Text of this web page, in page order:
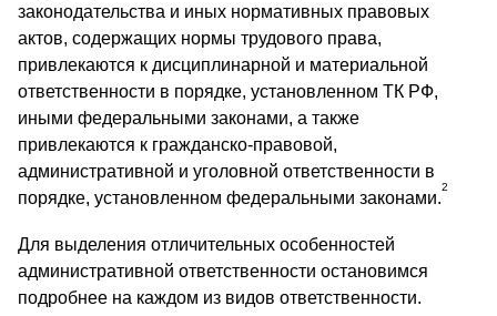
законодательства и иных нормативных правовых
актов, содержащих нормы трудового права,
привлекаются к дисциплинарной и материальной
ответственности в порядке, установленном ТК РФ,
иными федеральными законами, а также
привлекаются к гражданско-правовой,
административной и уголовной ответственности в
порядке, установленном федеральными законами.
2
Для выделения отличительных особенностей
административной ответственности остановимся
подробнее на каждом из видов ответственности.